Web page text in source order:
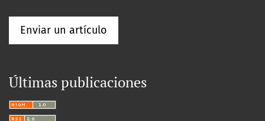
Enviar un artículo
Últimas publicaciones